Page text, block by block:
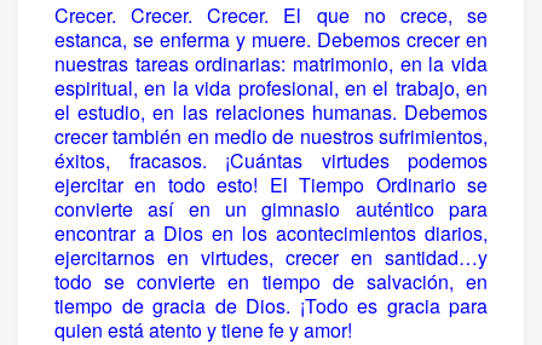
Crecer. Crecer. Crecer. El que no crece, se
estanca, se enferma y muere. Debemos crecer en
nuestras tareas ordinarias: matrimonio, en la vida
espiritual, en la vida profesional, en el trabajo, en
el estudio, en las relaciones humanas. Debemos
crecer también en medio de nuestros sufrimientos,
éxitos, fracasos. ¡Cuántas virtudes podemos
ejercitar en todo esto! El Tiempo Ordinario se
convierte así en un gimnasio auténtico para
encontrar a Dios en los acontecimientos diarios,
ejercitarnos en virtudes, crecer en santidad…y
todo se convierte en tiempo de salvación, en
tiempo de gracia de Dios. ¡Todo es gracia para
quien está atento y tiene fe y amor!